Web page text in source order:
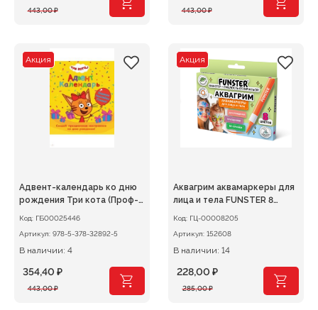
443,00₽
Первоначальная
443,00 ₽.
Текущая
443,00₽
Первоначальная
443,00 ₽.
Текущая
Акция
Адвент-календарь ко дню
рождения Три кота (Проф-
Код: ГБ00025446
Артикул: 978-5-378-32892-5
В наличии: 4
443,00₽
Первоначальная
354,40 ₽
Текущая
Акция
Аквагрим аквамаркеры для
лица и тела FUNSTER 8
Код: ГЦ-00008205
Артикул: 152608
В наличии: 14
285,00₽
Первоначальная
228,00 ₽
Текущая